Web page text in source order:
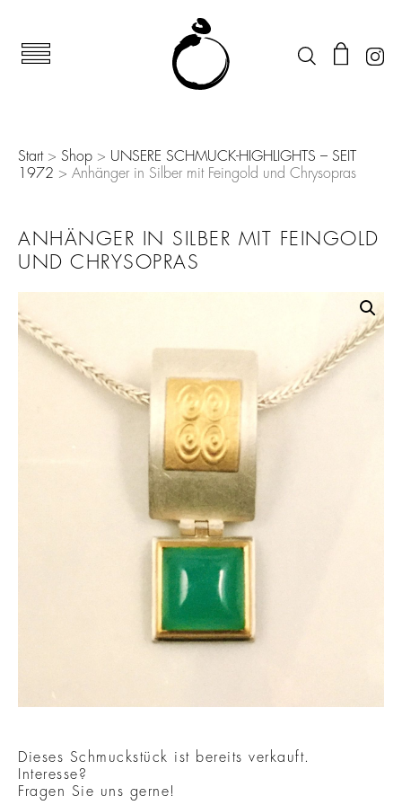
Start> Shop > UNSERE SCHMUCK-HIGHLIGHTS – SEIT
1972 > Anhänger in Silber mit Feingold und Chrysopras
ANHÄNGER IN SILBER MIT FEINGOLD
UND CHRYSOPRAS
Dieses Schmuckstück ist bereits verkauft.
Interesse?
Fragen Sie uns gerne!